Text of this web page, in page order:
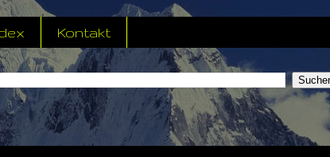
Kontakt